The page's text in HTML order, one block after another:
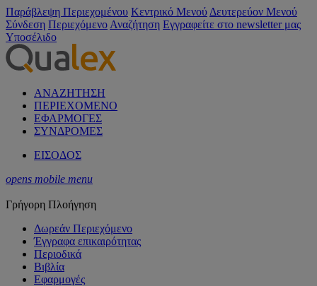
Παράβλεψη Περιεχομένου Κεντρικό Μενού Δευτερεύον Μενού
Σύνδεση Περιεχόμενο Αναζήτηση Εγγραφείτε στο newsletter μας
Υποσέλιδο
ΑΝΑΖΗΤΗΣΗ
ΠΕΡΙΕΧΟΜΕΝΟ
ΕΦΑΡΜΟΓΕΣ
ΣΥΝΔΡΟΜΕΣ
ΕΙΣΟΔΟΣ
opens mobile menu
Γρήγορη Πλοήγηση
Δωρεάν Περιεχόμενο
Έγγραφα επικαιρότητας
Περιοδικά
Βιβλία
Εφαρμογές